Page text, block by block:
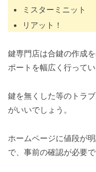
ミスターミニット
リアット！
鍵専門店は合鍵の作成
ポートを幅広く行ってい
鍵を無くした等のトラ
がいいでしょう。
ホームページに値段が
で、事前の確認が必要で